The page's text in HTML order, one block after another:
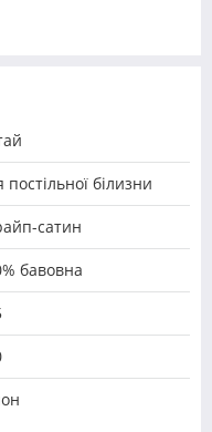
постільної білизни
сатин
бавовна